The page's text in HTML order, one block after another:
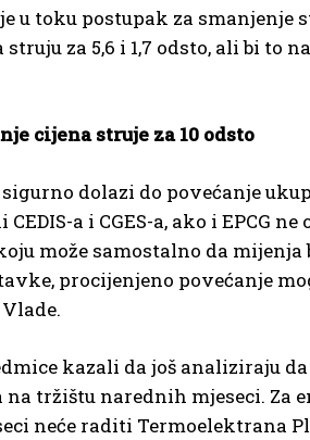
je u toku postupak za
struju za 5,6 i 1,7 odsto, ali bi
cijena struje za 10 odsto
dolazi do povećanje
a i CGES-a, ako i EPCG
može samostalno da mijenja
procijenjeno povećanje
kazali da još analiziraju
tržištu narednih mjeseci. Za
neće raditi Termoelektrana